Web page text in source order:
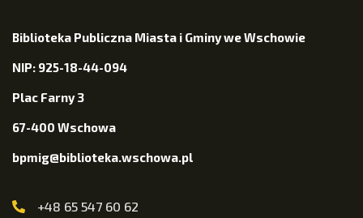
Biblioteka Publiczna Miasta i Gminy we Wschowie
NIP: 925-18-44-094
Plac Farny 3
67-400 Wschowa
bpmig@biblioteka.wschowa.pl
+48 65 547 60 62